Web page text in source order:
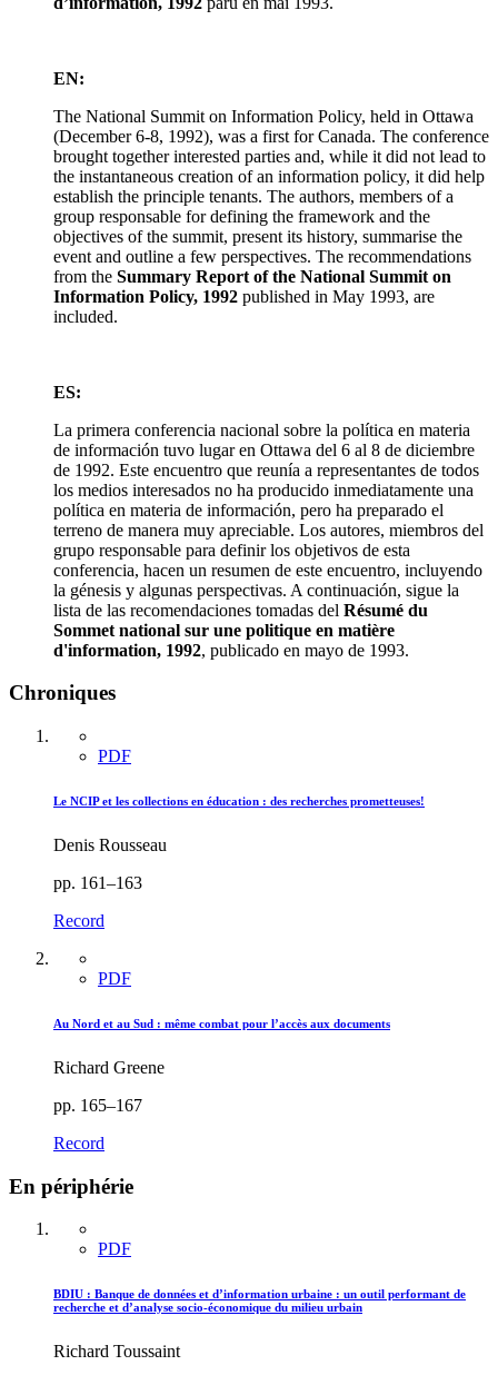
EN:
The National Summit on Information Policy, held in Ottawa
(December 6-8, 1992), was a first for Canada. The conference
brought together interested parties and, while it did not lead to
the instantaneous creation of an information policy, it did help
establish the principle tenants. The authors, members of a
group responsable for defining the framework and the
objectives of the summit, present its history, summarise the
event and outline a few perspectives. The recommendations
from the Summary Report of the National Summit on
Information Policy, 1992 published in May 1993, are
included.
ES:
La primera conferencia nacional sobre la política en materia
de información tuvo lugar en Ottawa del 6 al 8 de diciembre
de 1992. Este encuentro que reunía a representantes de todos
los medios interesados no ha producido inmediatamente una
política en materia de información, pero ha preparado el
terreno de manera muy apreciable. Los autores, miembros del
grupo responsable para definir los objetivos de esta
conferencia, hacen un resumen de este encuentro, incluyendo
la génesis y algunas perspectivas. A continuación, sigue la
lista de las recomendaciones tomadas del Résumé du
Sommet national sur une politique en matière
d'information, 1992, publicado en mayo de 1993.
Chroniques
PDF
Le NCIP et les collections en éducation : des recherches prometteuses!
Denis Rousseau
pp. 161–163
Record
PDF
Au Nord et au Sud : même combat pour l’accès aux documents
Richard Greene
pp. 165–167
Record
En périphérie
PDF
BDIU : Banque de données et d’information urbaine : un outil performant de
recherche et d’analyse socio-économique du milieu urbain
Richard Toussaint